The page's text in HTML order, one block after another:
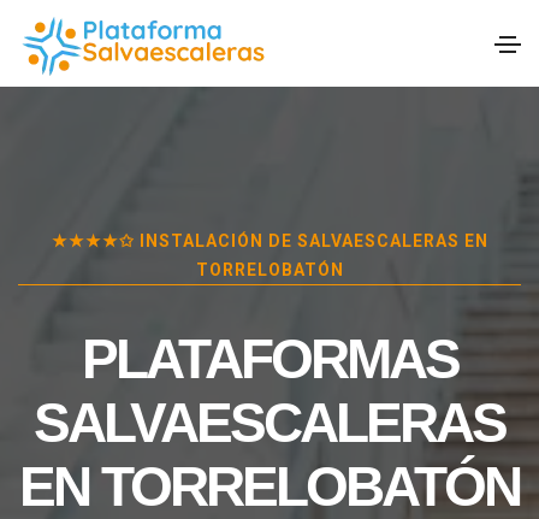
★★★★✩ INSTALACIÓN DE SALVAESCALERAS EN
TORRELOBATÓN
PLATAFORMAS
SALVAESCALERAS
ENTORRELOBATÓN